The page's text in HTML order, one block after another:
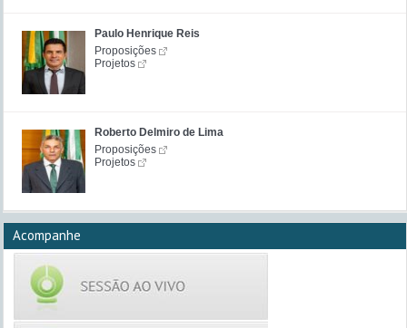
Paulo Henrique Reis
Proposições
Projetos
Roberto Delmiro de Lima
Proposições
Projetos
Acompanhe